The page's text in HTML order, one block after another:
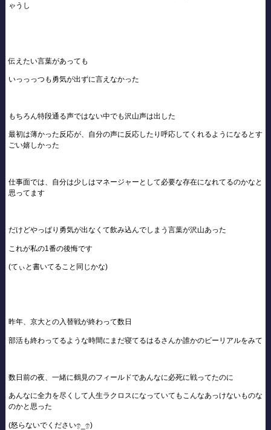
ゃうし
伝えたい言葉があっても
いっっっつも勇気が出ずに言えなかった
もちろん特段通る声ではない中でも沢山声は出した
最初は薄かった反応が、自分の声に反応したり呼応してくれるようになるとす
ごい嬉しかった
仕事面では、自分は少しはマネージャーとして必要な存在になれてるのかなと
思ってます
だけどやっぱり勇気が出なくて飲み込んでしまう言葉が沢山あった
これが私の1番の後悔です
(てぃと書いてること同じかな)
昨年、京大との入替戦が終わって数日
部活も終わってるような時間にまだ寝てるはるさんか誰かのビーリアルをみて
数日前の夜、一緒に鶴見のフィールドであんなに必死に戦ってたのに
あんなに全力を尽くして人生ラクロスになっていてもこんなあっけないものな
のかと思った
(怒らないでくださいඉ_ඉ)